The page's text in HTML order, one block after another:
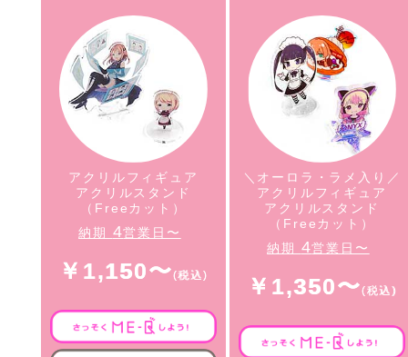
アクリルフィギュア
アクリルスタンド
（Freeカット）
納期 4営業日〜
￥1,150〜
＼オーロラ・ラメ入り／
アクリルフィギュア
アクリルスタンド
（Freeカット）
納期 4営業日〜
￥1,350〜